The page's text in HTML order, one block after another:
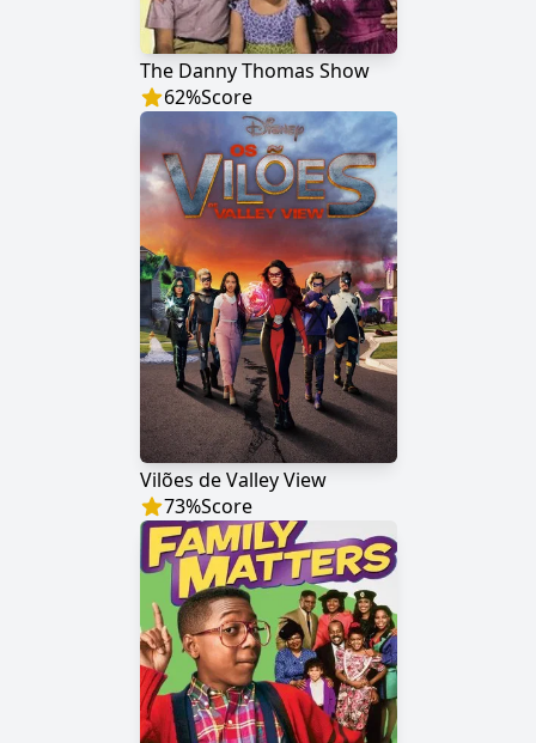
The Danny Thomas Show
62%Score
Vilões de Valley View
73%Score